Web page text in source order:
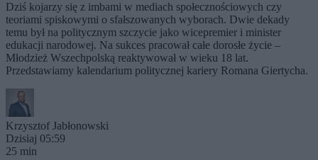
Dziś kojarzy się z imbami w mediach społecznościowych czy
teoriami spiskowymi o sfałszowanych wyborach. Dwie dekady
temu był na politycznym szczycie jako wicepremier i minister
edukacji narodowej. Na sukces pracował całe dorosłe życie –
Młodzież Wszechpolską reaktywował w wieku 18 lat.
Przedstawiamy kalendarium politycznej kariery Romana Giertycha.
Krzysztof Jabłonowski
Dzisiaj 05:59
25 min